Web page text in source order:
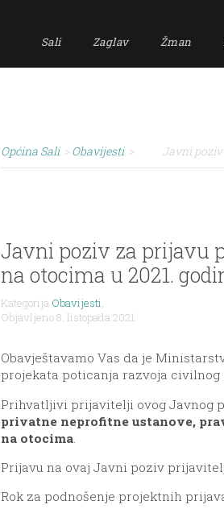
Sali Zaglav Žman
Općina Sali > Obavijesti > Javni
Javni poziv za prijavu
na otocima u 2021.
Kategorija Obavijesti,
Objavljeno 8. listopada 2021.
Obavještavamo Vas da je
projekata poticanja razvoja civilnog
Prihvatljivi prijavitelji ovog Javnog
privatne neprofitne ustanove,
na otocima.
Prijavu na ovaj Javni poziv
Rok za podnošenje projektnih